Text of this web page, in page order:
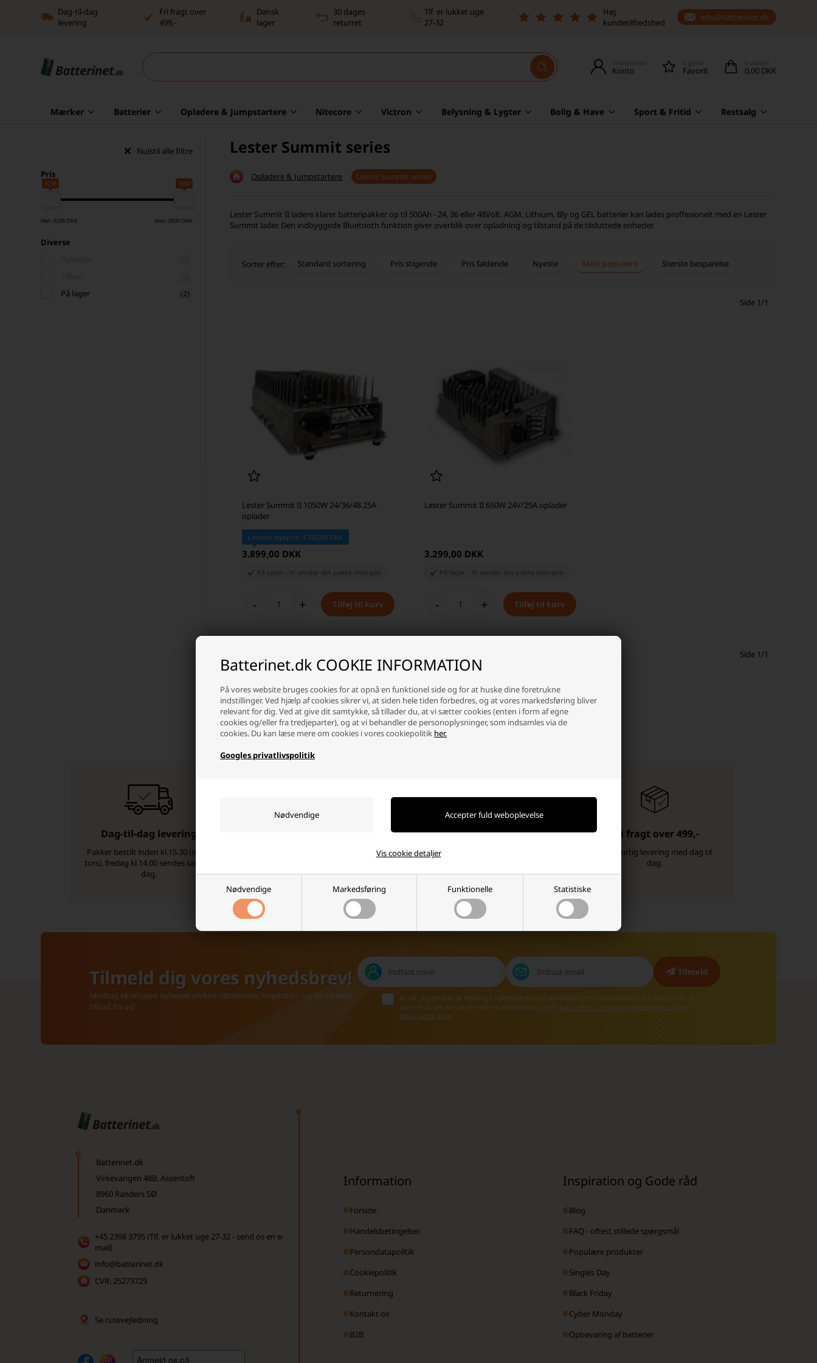
Batterinet.dk COOKIE INFORMATION
På vores website bruges cookies for at opnå en funktionel side og for at huske dine foretrukne
indstillinger. Ved hjælp af cookies sikrer vi, at siden hele tiden forbedres, og at vores markedsføring bliver
relevant for dig. Ved at give dit samtykke, så tillader du, at vi sætter cookies (enten i form af egne
cookies og/eller fra tredjeparter), og at vi behandler de personoplysninger, som indsamles via de
cookies. Du kan læse mere om cookies i vores cookiepolitik her.
Googles privatlivspolitik
Nødvendige Markedsføring Funktionelle Statistiske
Vis cookie detaljer
Dag-til-dag
levering
Fri fragt over
499,-
Dansk
lager
30 dages
returret
Tlf. er lukket uge
27-32
Høj
kundetilfredshed
info@batterinet.dk
Velkommen
Konto
0 gemt
Favorit
0 vare(r)
0,00 DKK
Mærker Batterier Opladere & Jumpstartere Nitecore Victron Belysning & Lygter Bolig & Have Sport & Fritid Restsalg
Nulstil alle filtre
Pris
3298 3900
Min: 3298 DKK Max: 3900 DKK
Diverse
På lager (2)
Lester Summit series
Opladere & Jumpstartere Lester Summit series
Lester Summit II ladere klarer batteripakker op til 500Ah - 24, 36 eller 48Volt. AGM, Lithium, Bly og GEL batterier kan lades proffesionelt med en Lester
Summit lader. Den indbyggede Bluetooth funktion giver overblik over opladning og tilstand på de tilsluttede enheder.
Sorter efter: Standard sortering Pris stigende Pris faldende Nyeste Mest populære Største besparelse
Side 1/1
Lester Summit II 1050W 24/36/48 25A
oplader
Laveste stykpris: 3.750,00 DKK
3.899,00 DKK
På lager -Vi sender din pakke imorgen
- +
Lester Summit II 650W 24V/25A oplader
3.299,00 DKK
På lager Vi sender din pakke imorgen
- +
Side 1/1
Hvorfor handle hos batterinet?
Der er mange gode grunde, men her er et par
Dag-til-dag levering
Pakker bestilt inden kl.15.30 (man-
tors), fredag kl.14.00 sendes samme
dag.
Høj kundetilfredshed
Vi værdsætter en god shopping-
Fri fragt over 499,-
Altid hurtig levering med dag til
dag.
Tilmeld dig vores nyhedsbrev!
Modtag eksklusive nyheder, unikke rabatkoder, inspiration og de vildeste
tilbud fra os!
Ja tak, jeg ønsker at modtage nyhedsbreve og skræddersyet markedsføring fra Batterinet.dk
via e-mail. Jeg kan til enhver tid afmelde mig igen. Læs mere i vores samtykkeerklæring for
elektronisk post
Batterinet.dk
Virkevangen 48B, Assentoft
8960 Randers SØ
Danmark
+45 2398 3795 (Tlf. er lukket uge 27-32 - send os en e-
mail)
info@batterinet.dk
CVR: 25273729
Se rutevejledning
Information
Forside
Handelsbetingelser
Persondatapolitik
Cookiepolitik
Returnering
Kontakt os
B2B
Inspiration og Gode råd
Blog
FAQ - oftest stillede spørgsmål
Populære produkter
Singles Day
Black Friday
Cyber Monday
Opbevaring af batterier